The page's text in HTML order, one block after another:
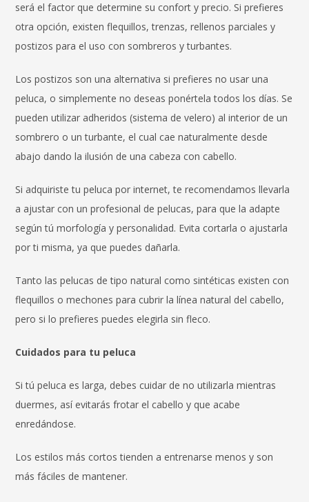
será el factor que determine su confort y precio. Si prefieres
otra opción, existen flequillos, trenzas, rellenos parciales y
postizos para el uso con sombreros y turbantes.
Los postizos son una alternativa si prefieres no usar una
peluca, o simplemente no deseas ponértela todos los días. Se
pueden utilizar adheridos (sistema de velero) al interior de un
sombrero o un turbante, el cual cae naturalmente desde
abajo dando la ilusión de una cabeza con cabello.
Si adquiriste tu peluca por internet, te recomendamos llevarla
a ajustar con un profesional de pelucas, para que la adapte
según tú morfología y personalidad. Evita cortarla o ajustarla
por ti misma, ya que puedes dañarla.
Tanto las pelucas de tipo natural como sintéticas existen con
flequillos o mechones para cubrir la línea natural del cabello,
pero si lo prefieres puedes elegirla sin fleco.
Cuidados para tu peluca
Si tú peluca es larga, debes cuidar de no utilizarla mientras
duermes, así evitarás frotar el cabello y que acabe
enredándose.
Los estilos más cortos tienden a entrenarse menos y son
más fáciles de mantener.